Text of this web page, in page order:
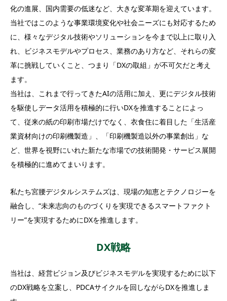
化の進展、国内需要の低迷など、大きな変革期を迎えています。
当社ではこのような事業環境変化や社会ニーズにも対応するため
に、様々なデジタル技術やソリューションを今まで以上に取り入
れ、ビジネスモデルやプロセス、業務のあり方など、それらの変
革に挑戦していくこと、つまり「DXの取組」が不可欠だと考え
ます。
当社は、これまで行ってきたAIの活用に加え、更にデジタル技術
を駆使しデータ活用を積極的に行いDXを推進することによっ
て、従来の紙の印刷市場だけでなく、衣食住に着目した「生活産
業資材向けの印刷機製造」、「印刷機製造以外の事業創出」な
ど、世界を視野にいれた新たな市場での技術開発・サービス展開
を積極的に進めてまいります。
私たち宮腰デジタルシステムズは、現場の知恵とテクノロジーを
融合し、“未来志向のものづくりを実現できるスマートファクト
リー”を実現するためにDXを推進します。
DX戦略
当社は、経営ビジョン及びビジネスモデルを実現するために以下
のDX戦略を立案し、PDCAサイクルを回しながらDXを推進しま